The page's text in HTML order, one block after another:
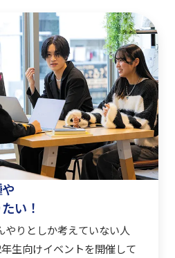
い！
やりとしか考えていない人
生向けイベントを開催して